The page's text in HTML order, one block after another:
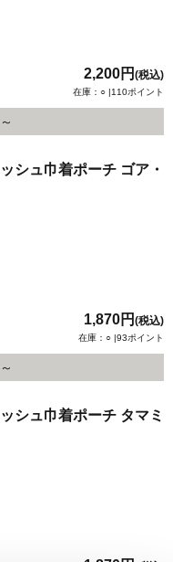
2,200円 (税込)
在庫：○ |110ポイント
シュ巾着ポーチ ゴア・
1,870円 (税込)
在庫：○ |93ポイント
シュ巾着ポーチ タマミ